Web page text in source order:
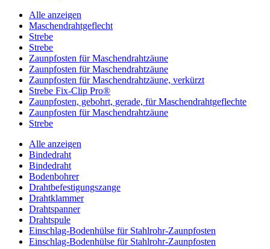
Alle anzeigen
Maschendrahtgeflecht
Strebe
Strebe
Zaunpfosten für Maschendrahtzäune
Zaunpfosten für Maschendrahtzäune
Zaunpfosten für Maschendrahtzäune, verkürzt
Strebe Fix-Clip Pro®
Zaunpfosten, gebohrt, gerade, für Maschendrahtgeflechte
Zaunpfosten für Maschendrahtzäune
Strebe
Alle anzeigen
Bindedraht
Bindedraht
Bodenbohrer
Drahtbefestigungszange
Drahtklammer
Drahtspanner
Drahtspule
Einschlag-Bodenhülse für Stahlrohr-Zaunpfosten
Einschlag-Bodenhülse für Stahlrohr-Zaunpfosten